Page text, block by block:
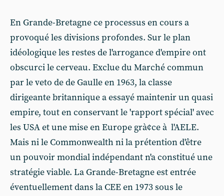
En Grande-Bretagne ce processus en cours a
provoqué les divisions profondes. Sur le plan
idéologique les restes de l'arrogance d'empire ont
obscurci le cerveau. Exclue du Marché commun
par le veto de de Gaulle en 1963, la classe
dirigeante britannique a essayé maintenir un quasi
empire, tout en conservant le 'rapport spécial' avec
les USA et une mise en Europe grà¢ce à l'AELE.
Mais ni le Commonwealth ni la prétention d'être
un pouvoir mondial indépendant n'a constitué une
stratégie viable. La Grande-Bretagne est entrée
éventuellement dans la CEE en 1973 sous le